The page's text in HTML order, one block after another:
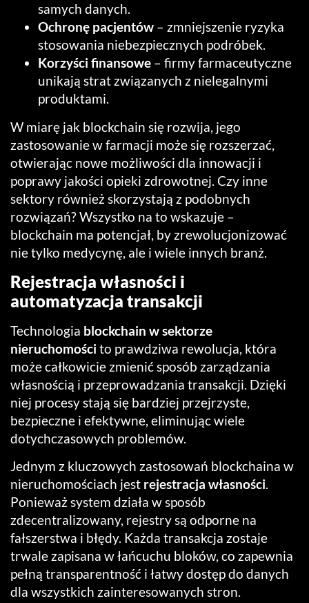
samych danych.
Ochronę pacjentów – zmniejszenie ryzyka
stosowania niebezpiecznych podróbek.
Korzyści finansowe – firmy farmaceutyczne
unikają strat związanych z nielegalnymi
produktami.
W miarę jak blockchain się rozwija, jego
zastosowanie w farmacji może się rozszerzać,
otwierając nowe możliwości dla innowacji i
poprawy jakości opieki zdrowotnej. Czy inne
sektory również skorzystają z podobnych
rozwiązań? Wszystko na to wskazuje –
blockchain ma potencjał, by zrewolucjonizować
nie tylko medycynę, ale i wiele innych branż.
Rejestracja własności i
automatyzacja transakcji
Technologia blockchain w sektorze
nieruchomości to prawdziwa rewolucja, która
może całkowicie zmienić sposób zarządzania
własnością i przeprowadzania transakcji. Dzięki
niej procesy stają się bardziej przejrzyste,
bezpieczne i efektywne, eliminując wiele
dotychczasowych problemów.
Jednym z kluczowych zastosowań blockchaina w
nieruchomościach jest rejestracja własności.
Ponieważ system działa w sposób
zdecentralizowany, rejestry są odporne na
fałszerstwa i błędy. Każda transakcja zostaje
trwale zapisana w łańcuchu bloków, co zapewnia
pełną transparentność i łatwy dostęp do danych
dla wszystkich zainteresowanych stron.